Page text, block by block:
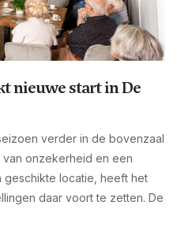
nieuwe start in De
verder in de bovenzaal
van onzekerheid en een
locatie, heeft het
daar voort te zetten. De